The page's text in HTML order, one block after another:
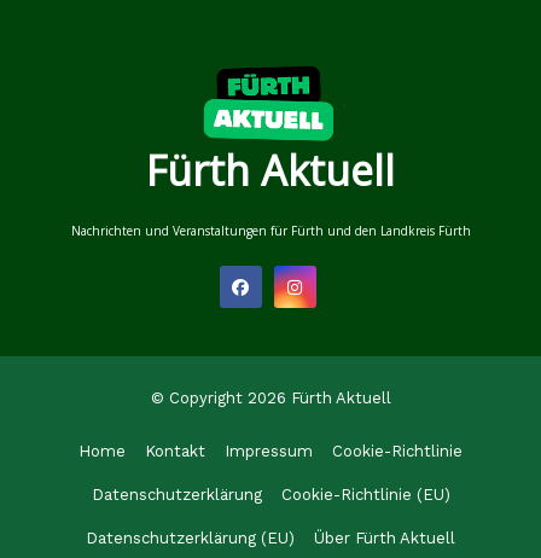
Fürth Aktuell
Nachrichten und Veranstaltungen für Fürth und den Landkreis Fürth
© Copyright 2026 Fürth Aktuell
Home Kontakt Impressum Cookie-Richtlinie
Datenschutzerklärung Cookie-Richtlinie (EU)
Datenschutzerklärung (EU) Über Fürth Aktuell